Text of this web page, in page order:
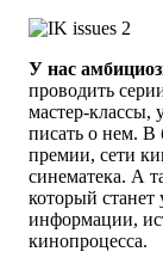
У нас
проводить
мастер-классы,
писать о нем. В
премии, сети
синематека. А
который
информации,
кинопроцесса.